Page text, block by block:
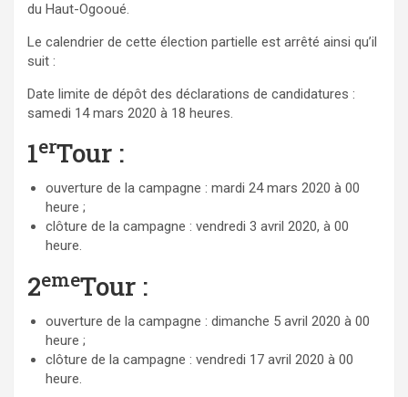
du Haut-Ogooué.
Le calendrier de cette élection partielle est arrêté ainsi qu’il
suit :
Date limite de dépôt des déclarations de candidatures :
samedi 14 mars 2020 à 18 heures.
1erTour :
ouverture de la campagne : mardi 24 mars 2020 à 00
heure ;
clôture de la campagne : vendredi 3 avril 2020, à 00
heure.
2emeTour :
ouverture de la campagne : dimanche 5 avril 2020 à 00
heure ;
clôture de la campagne : vendredi 17 avril 2020 à 00
heure.